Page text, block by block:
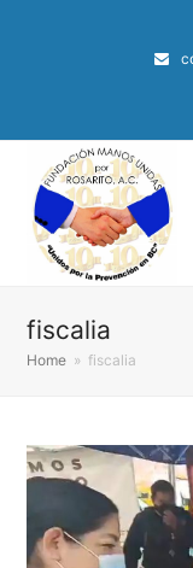
fiscalia
Home » fiscalia